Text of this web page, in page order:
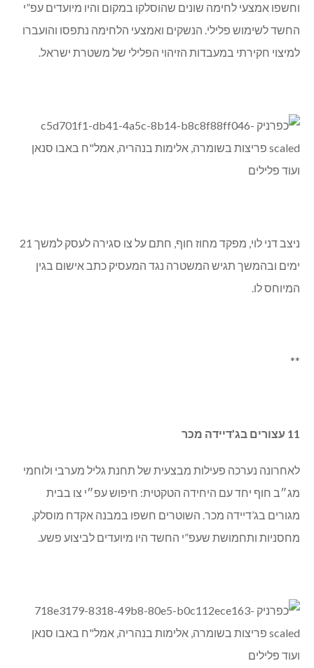
וחשפו אמצעי לחימה שונים שהוסלקו במקום והיו מיועדים עפ”י
החשד לשימוש פלילי. הנשקים ואמצעי הלחימה נתפסו והועברו
למיצוי חקירתי במעבדות הזיהוי הפלילי של משטרת ישראל.
ניצב דני לוי, מפקד מחוז חוף, חתם על צו סגירה לעסק למשך 21
ימים ובהמשך תגיש המשטרה נגד המעסיק כתב אישום בגין
המיוחס לו.
**
11 עצורים בג’דיידה מכר
לאחרונה נערכה פעילות מבצעית של תחנת גליל מערבי ולוחמי
מג״ב חוף יחד עם היחידה הטקטית: חיפוש עפ״י צו בבית
מגורים בג’דיידה מכר. השוטרים חשפו במבנה אקדח מוסלק,
מחסניות ותחמושת שעפ”י החשד היו מיועדים לביצוע פשע.